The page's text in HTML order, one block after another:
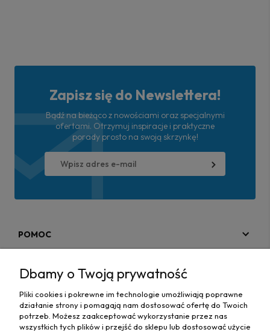
Zapisz się do Newslettera!
Bądź na bieżąco z nowościami oraz specjalnymi
ofertami. Otrzymuj inspiracje i praktyczne
porady prosto na swoją skrzynkę!
POMOC
MAPA STRONY
Dbamy o Twoją prywatność
Pliki cookies i pokrewne im technologie umożliwiają poprawne
działanie strony i pomagają nam dostosować ofertę do Twoich
potrzeb. Możesz zaakceptować wykorzystanie przez nas
wszystkich tych plików i przejść do sklepu lub dostosować użycie